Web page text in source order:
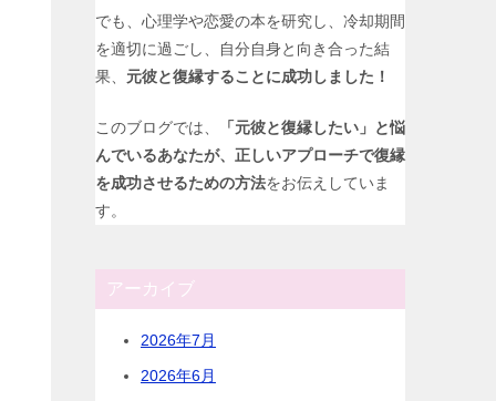
でも、心理学や恋愛の本を研究し、冷却期間
を適切に過ごし、自分自身と向き合った結
果、 元彼と復縁することに成功しました！
このブログでは、
「元彼と復縁したい」と悩
んでいるあなたが、正しいアプローチで復縁
を成功させるための方法をお伝えしていま
す。
アーカイブ
2026年7月
2026年6月